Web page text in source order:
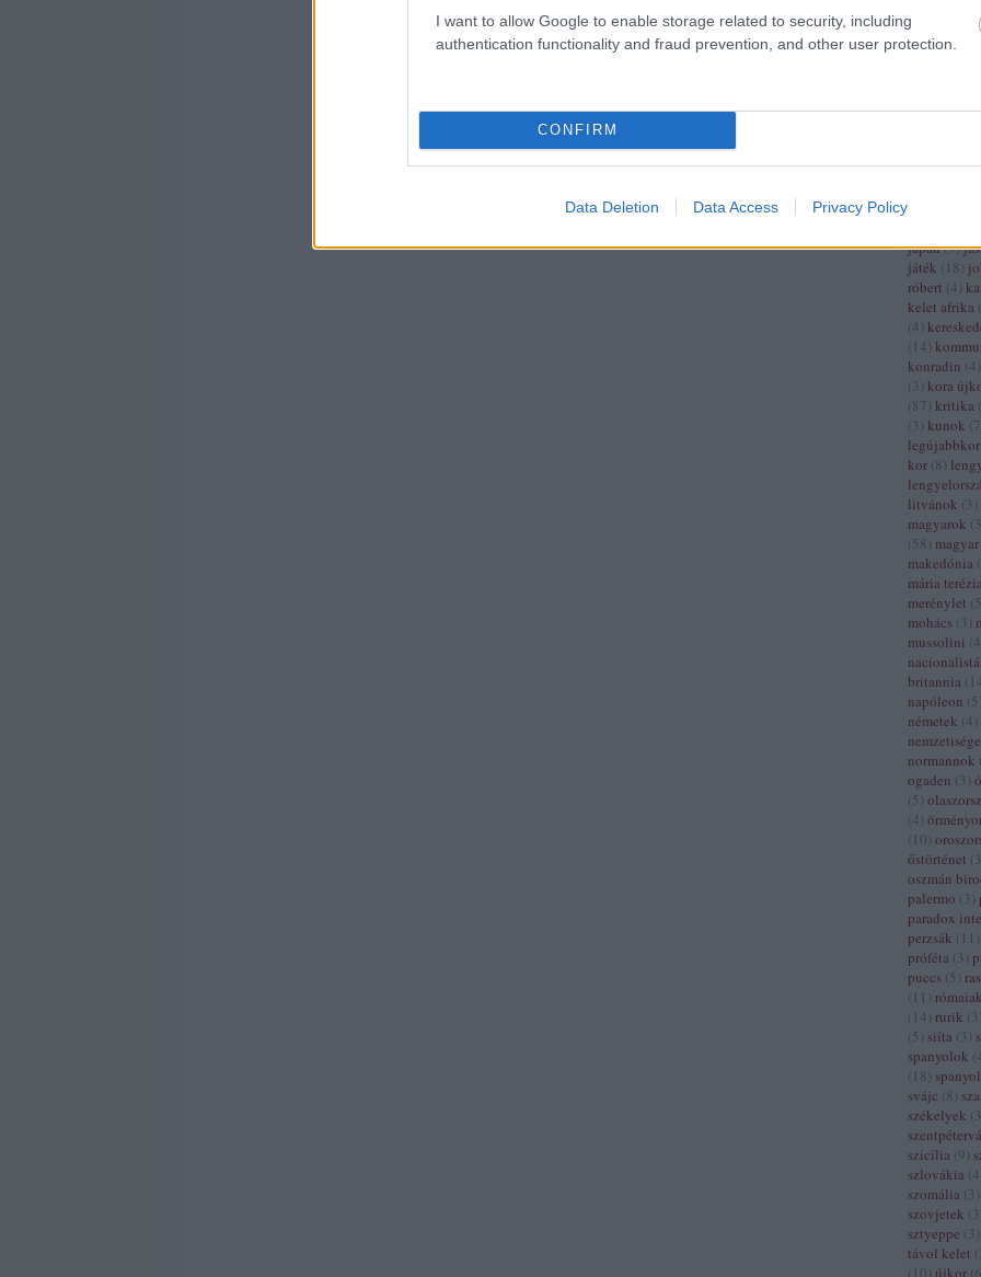
I want to allow Google to enable storage related to security, including
authentication functionality and fraud prevention, and other user protection.
CONFIRM
Data Deletion Data Access Privacy Policy
hódító
(
honti
miklós (
(4)ii.
(4)ii
japán(9)
játék ( 18)
róbert (4)
kelet afrika (
(4)
( 14)
konradin (4)
(3 ) kora
(87) kritika (
(3 ) kunok (7
legújabbkor
kor (8)
litvánok (3 )
magyarok (
(58)
makedónia (
mária terézia
merénylet (5
mohács (3 )
mussolini (4
britannia (
napóleon (5
németek (4)
normannok (
ogaden (3 )
(5 )
(4)
( 10)
őstörténet (3
oszmán
palermo (3 )
paradox
perzsák ( 11 )
próféta (3 )
puccs (5 )
( 11 ) rómaiak
( 14) rurik (3
(5 ) siíta (3 )
spanyolok (
( 18)
svájc (8)
székelyek (3
szicília (9)
szlovákia (4
szomália (3 )
szovjetek (3
sztyeppe (3 )
távol kelet (
( 10 újkor (